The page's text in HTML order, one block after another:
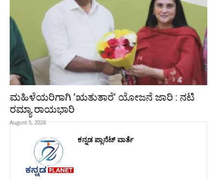
ಮಹಿಳೆಯರಿಗಾಗಿ ʼಋತುತಾರೆʼ ಯೋಜನೆ ಜಾರಿ : ನಟಿ
ರಮ್ಯಾ ರಾಯಭಾರಿ
August 5, 2026
ಕನ್ನಡ ಪ್ಲಾನೆಟ್ ವಾರ್ತೆ